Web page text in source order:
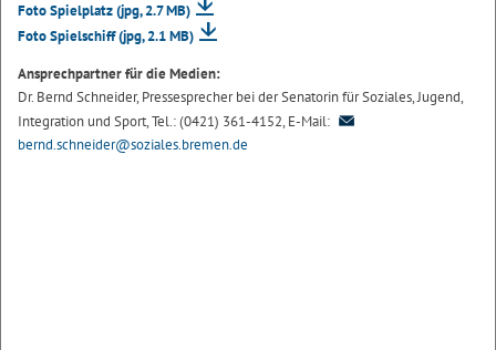
Foto Spielplatz(jpg, 2.7 MB)
Foto Spielschiff(jpg, 2.1 MB)
Ansprechpartner für die Medien:
Dr. Bernd Schneider, Pressesprecher bei der Senatorin für Soziales, Jugend,
Integration und Sport, Tel.: (0421) 361-4152, E-Mail:
bernd.schneider@soziales.bremen.de